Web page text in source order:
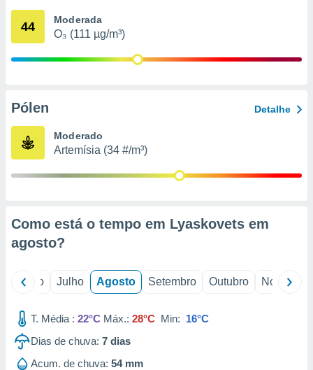
através
estudos
1199
44 Moderada
O₃ (111 µg/m³)
Pólen Detalhe
Moderado
Artemísia (34 #/m³)
Como está o tempo em Lyaskovets em
agosto?
Junho Julho Agosto Setembro Outubro Novembro
T. Média : 22°C Máx.: 28°C Min: 16°C
Dias de chuva: 7 dias
Acum. de chuva: 54 mm